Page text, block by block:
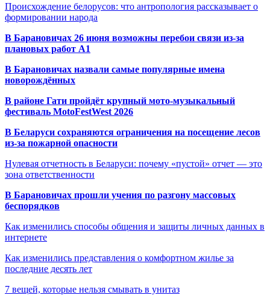
Происхождение белорусов: что антропология рассказывает о
формировании народа
В Барановичах 26 июня возможны перебои связи из-за
плановых работ A1
В Барановичах назвали самые популярные имена
новорождённых
В районе Гати пройдёт крупный мото-музыкальный
фестиваль MotoFestWest 2026
В Беларуси сохраняются ограничения на посещение лесов
из-за пожарной опасности
Нулевая отчетность в Беларуси: почему «пустой» отчет — это
зона ответственности
В Барановичах прошли учения по разгону массовых
беспорядков
Как изменились способы общения и защиты личных данных в
интернете
Как изменились представления о комфортном жилье за
последние десять лет
7 вещей, которые нельзя смывать в унитаз